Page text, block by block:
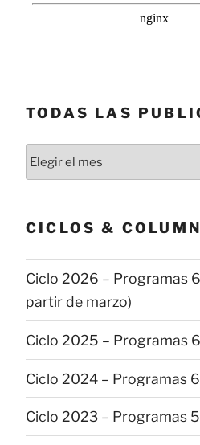
TODAS LAS
Todas
las
CICLOS &
Ciclo 2026 – Programas
partir de marzo)
Ciclo 2025 – Programas
Ciclo 2024 – Programas
Ciclo 2023 – Programas